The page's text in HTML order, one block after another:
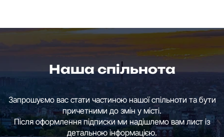
Наша спільнота
Запрошуємо вас стати частиною нашої спільноти та бути
причетними до змін у місті.
Після оформлення підписки ми надішлемо вам лист із
детальною інформацією.